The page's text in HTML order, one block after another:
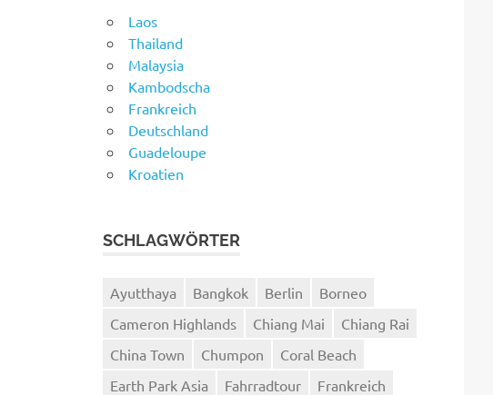
Laos
Thailand
Malaysia
Kambodscha
Frankreich
Deutschland
Guadeloupe
Kroatien
SCHLAGWÖRTER
Ayutthaya Bangkok Berlin
Borneo
Cameron Highlands
Chiang Mai
Chiang Rai
China Town
Chumpon
Coral Beach
Earth Park Asia
Fahrradtour
Frankreich